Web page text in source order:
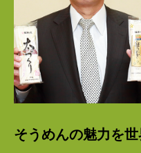
そうめんの魅力を世